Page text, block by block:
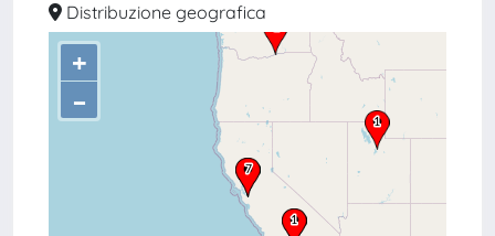
Distribuzione geografica
+
–